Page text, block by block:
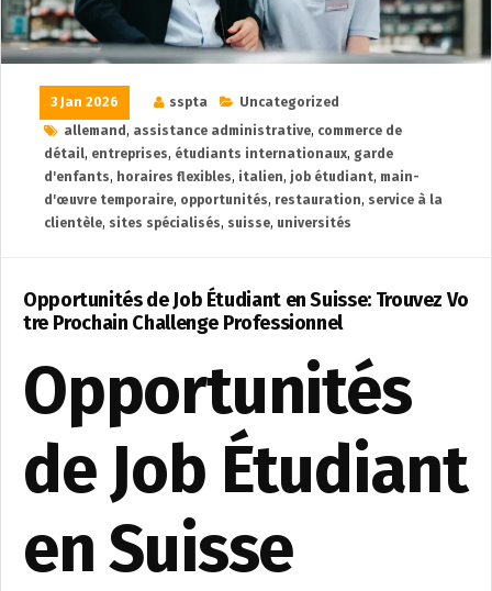
3 Jan 2026 sspta
Uncategorized
allemand , assistance administrative, commerce de
détail, entreprises, étudiants internationaux, garde
d'enfants, horaires flexibles, italien, job étudiant, main-
d'œuvre temporaire, opportunités, restauration, service à la
clientèle, sites spécialisés, suisse, universités
Opportunités de Job Étudiant en Suisse: Trouvez Vo
tre Prochain Challenge Professionnel
Opportunités
de Job Étudiant
en Suisse